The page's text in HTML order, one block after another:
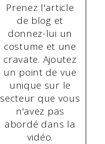
Prenez l'article
de blog et
donnez-lui un
costume et une
cravate. Ajoutez
un point de vue
unique sur le
secteur que vous
n'avez pas
abordé dans la
vidéo.